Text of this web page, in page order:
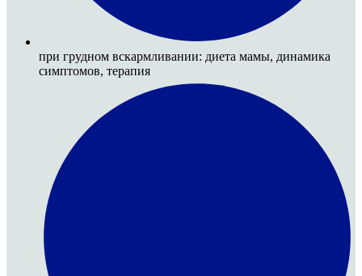
при грудном вскармливании: диета мамы, динамика
симптомов, терапия